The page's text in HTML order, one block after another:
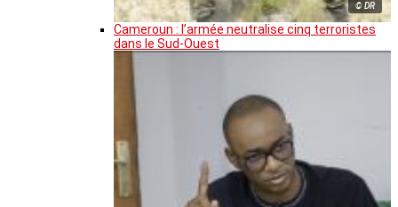
© DR
Cameroun : l’armée neutralise cinq terroristes
dans le Sud-Ouest